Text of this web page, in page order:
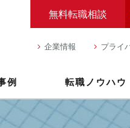
無料転職相談
企業情報 プライ
例 転職ノウハウ